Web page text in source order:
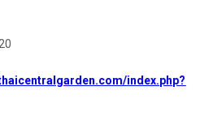
index.php?